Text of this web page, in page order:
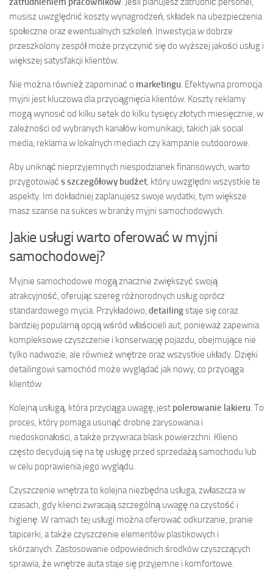
musisz uwzględnić koszty wynagrodzeń, składek na ubezpieczenia
społeczne oraz ewentualnych szkoleń. Inwestycja w dobrze
przeszkolony zespół może przyczynić się do wyższej jakości usług i
większej satysfakcji klientów.
Nie można również zapominać o marketingu. Efektywna promocja
myjni jest kluczowa dla przyciągnięcia klientów. Koszty reklamy
mogą wynosić od kilku setek do kilku tysięcy złotych miesięcznie, w
zależności od wybranych kanałów komunikacji, takich jak social
media, reklama w lokalnych mediach czy kampanie outdoorowe.
Aby uniknąć nieprzyjemnych niespodzianek finansowych, warto
przygotować s szczegółowy budżet, który uwzględni wszystkie te
aspekty. Im dokładniej zaplanujesz swoje wydatki, tym większe
masz szanse na sukces w branży myjni samochodowych.
Jakie usługi warto oferować w myjni
samochodowej?
Myjnie samochodowe mogą znacznie zwiększyć swoją
atrakcyjność, oferując szereg różnorodnych usług oprócz
standardowego mycia. Przykładowo, detailingstaje się coraz
bardziej popularną opcją wśród właścicieli aut, ponieważ zapewnia
kompleksowe czyszczenie i konserwację pojazdu, obejmujące nie
tylko nadwozie, ale również wnętrze oraz wszystkie układy. Dzięki
detailingowi samochód może wyglądać jak nowy, co przyciąga
klientów.
Kolejną usługą, która przyciąga uwagę, jest polerowanie lakieru. To
proces, który pomaga usunąć drobne zarysowania i
niedoskonałości, a także przywraca blask powierzchni. Klienci
często decydują się na tę usługę przed sprzedażą samochodu lub
w celu poprawienia jego wyglądu.
Czyszczenie wnętrza to kolejna niezbędna usługa, zwłaszcza w
czasach, gdy klienci zwracają szczególną uwagę na czystość i
higienę. W ramach tej usługi można oferować odkurzanie, pranie
tapicerki, a także czyszczenie elementów plastikowych i
skórzanych. Zastosowanie odpowiednich środków czyszczących
sprawia, że wnętrze auta staje się przyjemne i komfortowe.